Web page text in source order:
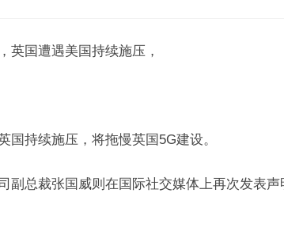
英国遭遇美国持续施压，
国持续施压，将拖慢英国5G建设。
副总裁张国威则在国际社交媒体上再次发表声